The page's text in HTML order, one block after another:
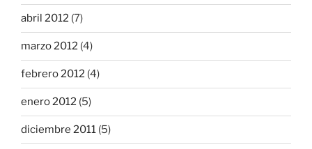
abril 2012 (7)
marzo 2012 (4)
febrero 2012 (4)
enero 2012 (5)
diciembre 2011 (5)